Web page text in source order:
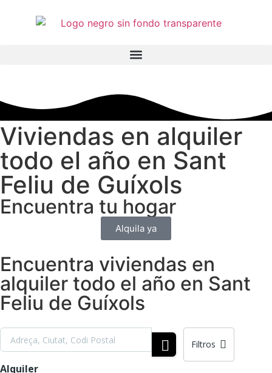
Viviendas en alquiler
todo el año en Sant
Feliu de Guíxols
Encuentra tu hogar
Alquila ya
Encuentra viviendas en
alquiler todo el año en Sant
Feliu de Guíxols
Filtros
Alquiler